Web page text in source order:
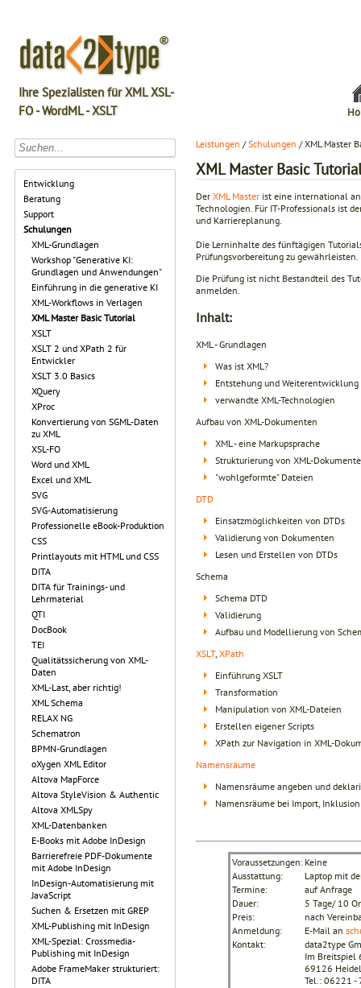
Ihre Spezialisten für XML XSL-
FO - WordML - XSLT
Entwicklung
Beratung
Support
Schulungen
XML-Grundlagen
Workshop "Generative KI:
Grundlagen und Anwendungen"
Einführung in die generative KI
XML-Workflows in Verlagen
XML Master Basic Tutorial
XSLT
XSLT 2 und XPath 2 für
Entwickler
XSLT 3.0 Basics
XQuery
XProc
Konvertierung von SGML-Daten
zu XML
XSL-FO
Word und XML
Excel und XML
SVG
SVG-Automatisierung
Professionelle eBook-Produktion
CSS
Printlayouts mit HTML und CSS
DITA
DITA für Trainings- und
Lehrmaterial
QTI
DocBook
TEI
Qualitätssicherung von XML-
Daten
XML-Last, aber richtig!
XML Schema
RELAX NG
Schematron
BPMN-Grundlagen
oXygen XML Editor
Altova MapForce
Altova StyleVision & Authentic
Altova XMLSpy
XML-Datenbanken
E-Books mit Adobe InDesign
Barrierefreie PDF-Dokumente
mit Adobe InDesign
InDesign-Automatisierung mit
JavaScript
Suchen & Ersetzen mit GREP
XML-Publishing mit InDesign
XML-Spezial: Crossmedia-
Publishing mit InDesign
Adobe FrameMaker strukturiert:
DITA
Leistungen /Schulungen / XML Master
XML Master Basic
Der XML Master ist eine international
Technologien. Für IT-Professionals ist
und Karriereplanung.
Die Lerninhalte des fünftägigen
Prüfungsvorbereitung zu gewährleisten.
Die Prüfung ist nicht Bestandteil des
anmelden.
Inhalt:
XML - Grundlagen
Was ist XML?
Entstehung und
verwandte XML-Technologien
Aufbau von XML-Dokumenten
XML - eine Markupsprache
Strukturierung von XML-
"wohlgeformte" Dateien
DTD
Einsatzmöglichkeiten von DTDs
Validierung von Dokumenten
Lesen und Erstellen von DTDs
Schema
Schema DTD
Validierung
Aufbau und Modellierung von
XSLT, XPath
Einführung XSLT
Transformation
Manipulation von XML-Dateien
Erstellen eigener Scripts
XPath zur Navigation in XML-
Namensräume
Namensräume angeben und
Namensräume bei Import,
Voraussetzungen: Keine
Ausstattung:
Laptop mit
Termine:
auf Anfrage
Dauer:
5 Tage/ 10
Preis:
nach
Anmeldung:
E-Mail an
Kontakt:
data2type
Im Breitspiel
69126
Tel.: 06221 -